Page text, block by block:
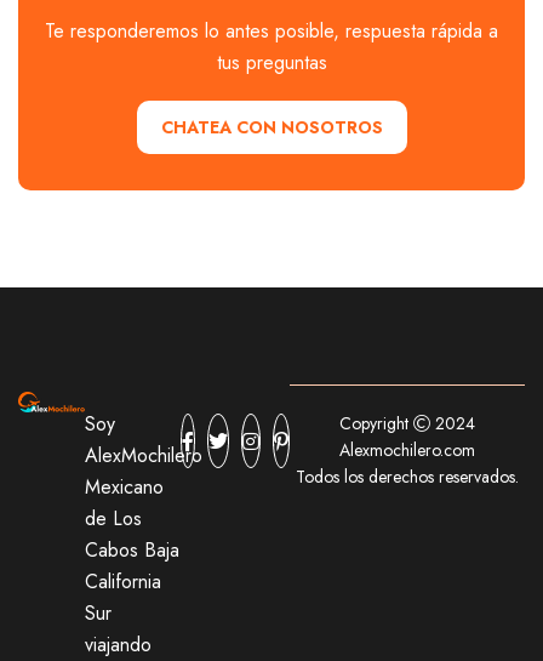
Te responderemos lo antes posible, respuesta rápida a
tus preguntas
CHATEA CON NOSOTROS
Soy
AlexMochilero
Mexicano
de Los
Cabos Baja
California
Sur
viajando
Copyright
2024
Alexmochilero.com
Todos los derechos reservados.